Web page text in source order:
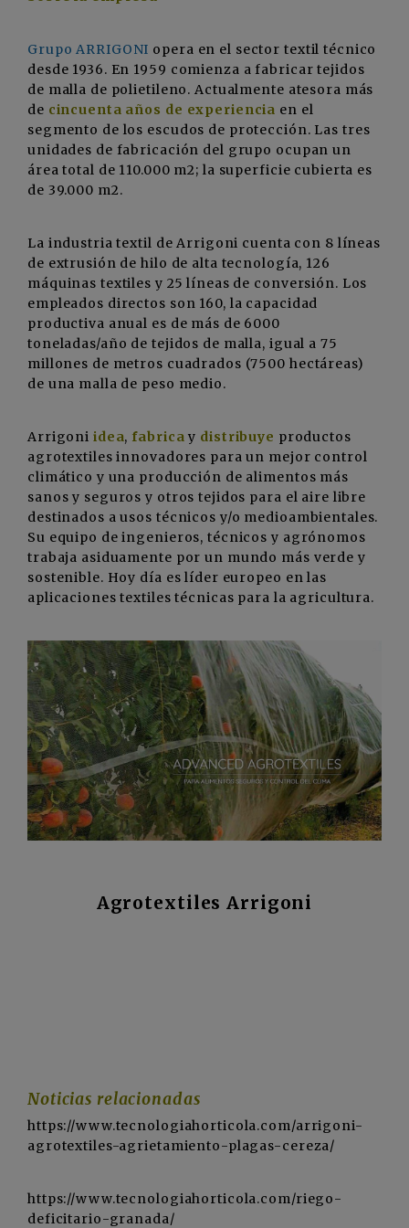
Grupo ARRIGONI opera en el sector textil técnico
desde 1936. En 1959 comienza a fabricar tejidos
de malla de polietileno. Actualmente atesora más
de cincuenta años de experiencia en el
segmento de los escudos de protección. Las tres
unidades de fabricación del grupo ocupan un
área total de 110.000 m2; la superficie cubierta es
de 39.000 m2.
La industria textil de Arrigoni cuenta con 8 líneas
de extrusión de hilo de alta tecnología, 126
máquinas textiles y 25 líneas de conversión. Los
empleados directos son 160, la capacidad
productiva anual es de más de 6000
toneladas/año de tejidos de malla, igual a 75
millones de metros cuadrados (7500 hectáreas)
de una malla de peso medio.
Arrigoni idea, fabrica y distribuye productos
agrotextiles innovadores para un mejor control
climático y una producción de alimentos más
sanos y seguros y otros tejidos para el aire libre
destinados a usos técnicos y/o medioambientales.
Su equipo de ingenieros, técnicos y agrónomos
trabaja asiduamente por un mundo más verde y
sostenible. Hoy día es líder europeo en las
aplicaciones textiles técnicas para la agricultura.
Agrotextiles Arrigoni
Noticias relacionadas
https://www.tecnologiahorticola.com/arrigoni-
agrotextiles-agrietamiento-plagas-cereza/
https://www.tecnologiahorticola.com/riego-
deficitario-granada/